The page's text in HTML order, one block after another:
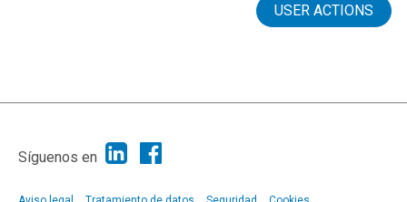
USER ACTIONS
Síguenos en